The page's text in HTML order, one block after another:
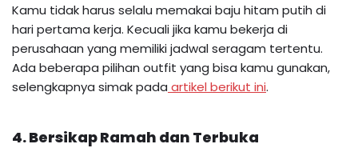
Kamu tidak harus selalu memakai baju hitam putih di
hari pertama kerja. Kecuali jika kamu bekerja di
perusahaan yang memiliki jadwal seragam tertentu.
Ada beberapa pilihan outfit yang bisa kamu gunakan,
selengkapnya simak pada artikel berikut ini.
4. Bersikap Ramah dan Terbuka